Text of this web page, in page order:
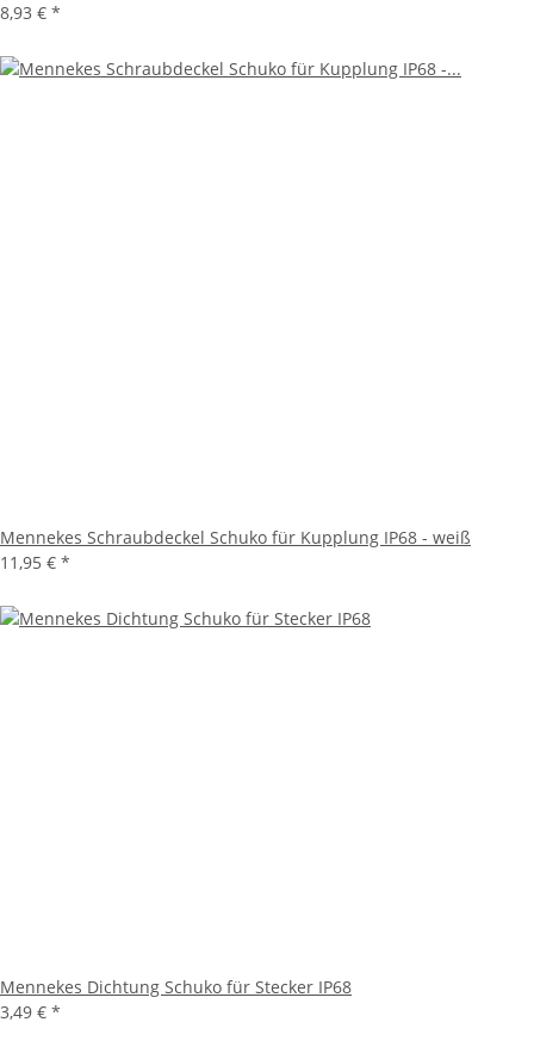
8,93 € *
Mennekes Schraubdeckel Schuko für Kupplung IP68 - weiß
11,95 € *
Mennekes Dichtung Schuko für Stecker IP68
3,49 € *